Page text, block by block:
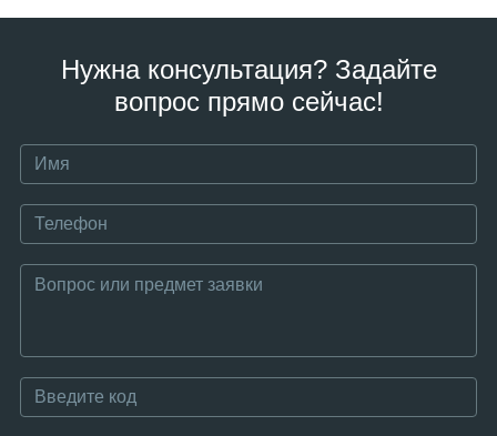
Нужна консультация? Задайте
вопрос прямо сейчас!